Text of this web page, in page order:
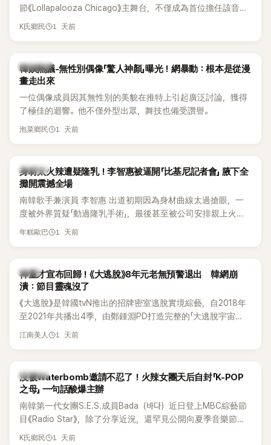
節《Lollapalooza Chicago》主舞台，不僅成為首位擔任該音樂
節Headliner（壓軸主秀）的K-POP女SOLO歌手，寫下全新紀
形容整場演出「就像一場豪華KTV」。
K氏鄉民 1 天前
熱議討論
韓娛熱議-無性別偶像「驚人神顏」曝光！網暴動：根本是從漫
畫走出來
一位偶像成員因其無性別的美貌在推特上引起廣泛討論，獲得
了極佳的迴響。他不僅外型出眾，舞技也備受讚譽。
泡菜鄉民 1 天前
K-POP
身材太火辣遭疑隆乳！李智惠被逼開「比基尼記者會」 腋下全
攤開震撼全場
南韓歌手兼演員 李智惠 出道初期因為身材曲線太過搶眼，一
度被外界質疑「動過隆乳手術」，最後甚至被公司安排親上火
線，召開前所未見的「泳裝記者會」澄清。這場記者會後來還被
熱議。 2日播出的 SBS 綜藝節目《我的經紀人太難搞－秘書
鎮》，邀請同時兼顧工作與育兒的演藝圈代表「媽媽群」——李智
惠、李賢怡、李恩亨，以第13位「My Star」身分登場，分享最真
實的生活日常。 節目一開始，李瑞鎮 率先與李智惠會合，兩人
邊搭車邊聊天，氣氛輕鬆。聊到最近的新聞，李瑞鎮突然直球
發問：「妳不是上新聞了？說妳去做整形？是人中縮短手術嗎？」
延燒到過去的爭議。李瑞鎮脫口補刀：「妳以前不是還在游泳池
開過記者會？」直接點名她當年的風波。李智惠聽了忍不住笑
說：「哥怎麼連這個都知道？」李瑞鎮則回嘴：「那時候新聞鬧那
麼大，不知道才奇怪吧。」一來一往，氣氛反而更加輕鬆。 談到
當年情況，李智惠終於鬆口坦言，當時確實被質疑動過隆胸手
術。她回憶：「拍了比基尼照片之後，就開始被說是不是去隆乳
年糕歐巴 1 天前
韓星
神童才宣布回歸！《大逃脫》8年元老無預警退出 韓網崩
潰：節目靈魂沒了
《大逃脫》是韓國tvN推出的招牌密室逃脫實境綜藝，自2018年
至2021年共播出4季，由鄭鍾淵PD打造完整的「大逃脫宇宙
（DTCU）」，憑藉燒腦劇情、電影級場景與龐大世界觀，累積
江南美人 1 天前
K-POP
沒被Waterbomb邀請不忍了！火辣女團天后自封「K-POP
之母」 一句話酸爆主辦
南韓第一代女團S.E.S.成員Bada（바다）近日登上MBC綜藝節
目《Radio Star》，除了分享近況，還罕見公開向夏季音樂節
Waterbomb喊話，笑稱自己至今從未受邀演出，更幽默表示：
K氏鄉民 1 天前